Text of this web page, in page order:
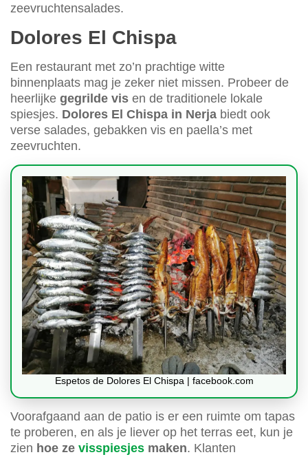
zeevruchtensalades.
Dolores El Chispa
Een restaurant met zo’n prachtige witte
binnenplaats mag je zeker niet missen. Probeer de
heerlijke gegrilde vis en de traditionele lokale
spiesjes. Dolores El Chispa in Nerja biedt ook
verse salades, gebakken vis en paella’s met
zeevruchten.
Espetos de Dolores El Chispa | facebook.com
Voorafgaand aan de patio is er een ruimte om tapas
te proberen, en als je liever op het terras eet, kun je
zien hoe ze visspiesjes maken. Klanten